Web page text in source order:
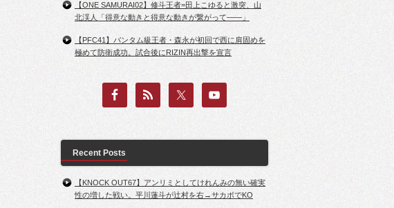
【ONE SAMURAI02】修斗王者=田上こゆると激突、山
北渓人「得意な動きと得意な動きが繋がって――」
【PFC41】バンタム級王者・森永が初回で西に肩固めを
極めて防衛成功。試合後にRIZIN再出撃を宣言
Recent Posts
【KNOCK OUT67】アンリミとしてけれんみの無い確実
性の増した戦い。平川蓮斗が辻村を右→サカボでKO